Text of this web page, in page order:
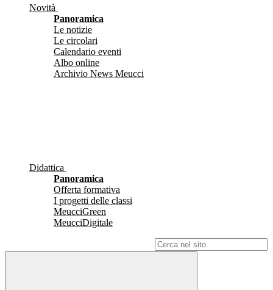
Novità
Panoramica
Le notizie
Le circolari
Calendario eventi
Albo online
Archivio News Meucci
Didattica
Panoramica
Offerta formativa
I progetti delle classi
MeucciGreen
MeucciDigitale